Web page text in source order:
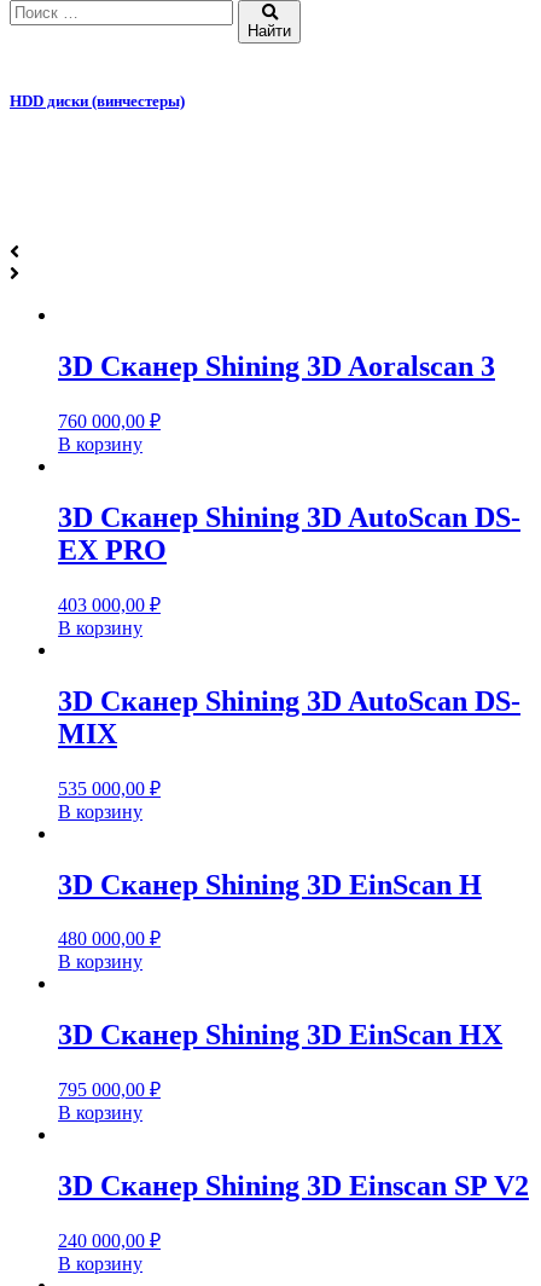
Найти
HDD диски (винчестеры)
3D Сканер Shining 3D Aoralscan 3
760 000,00 ₽
В корзину
3D Сканер Shining 3D AutoScan DS-
EX PRO
403 000,00 ₽
В корзину
3D Сканер Shining 3D AutoScan DS-
MIX
535 000,00 ₽
В корзину
3D Сканер Shining 3D EinScan H
480 000,00 ₽
В корзину
3D Сканер Shining 3D EinScan HX
795 000,00 ₽
В корзину
3D Сканер Shining 3D Einscan SP V2
240 000,00 ₽
В корзину